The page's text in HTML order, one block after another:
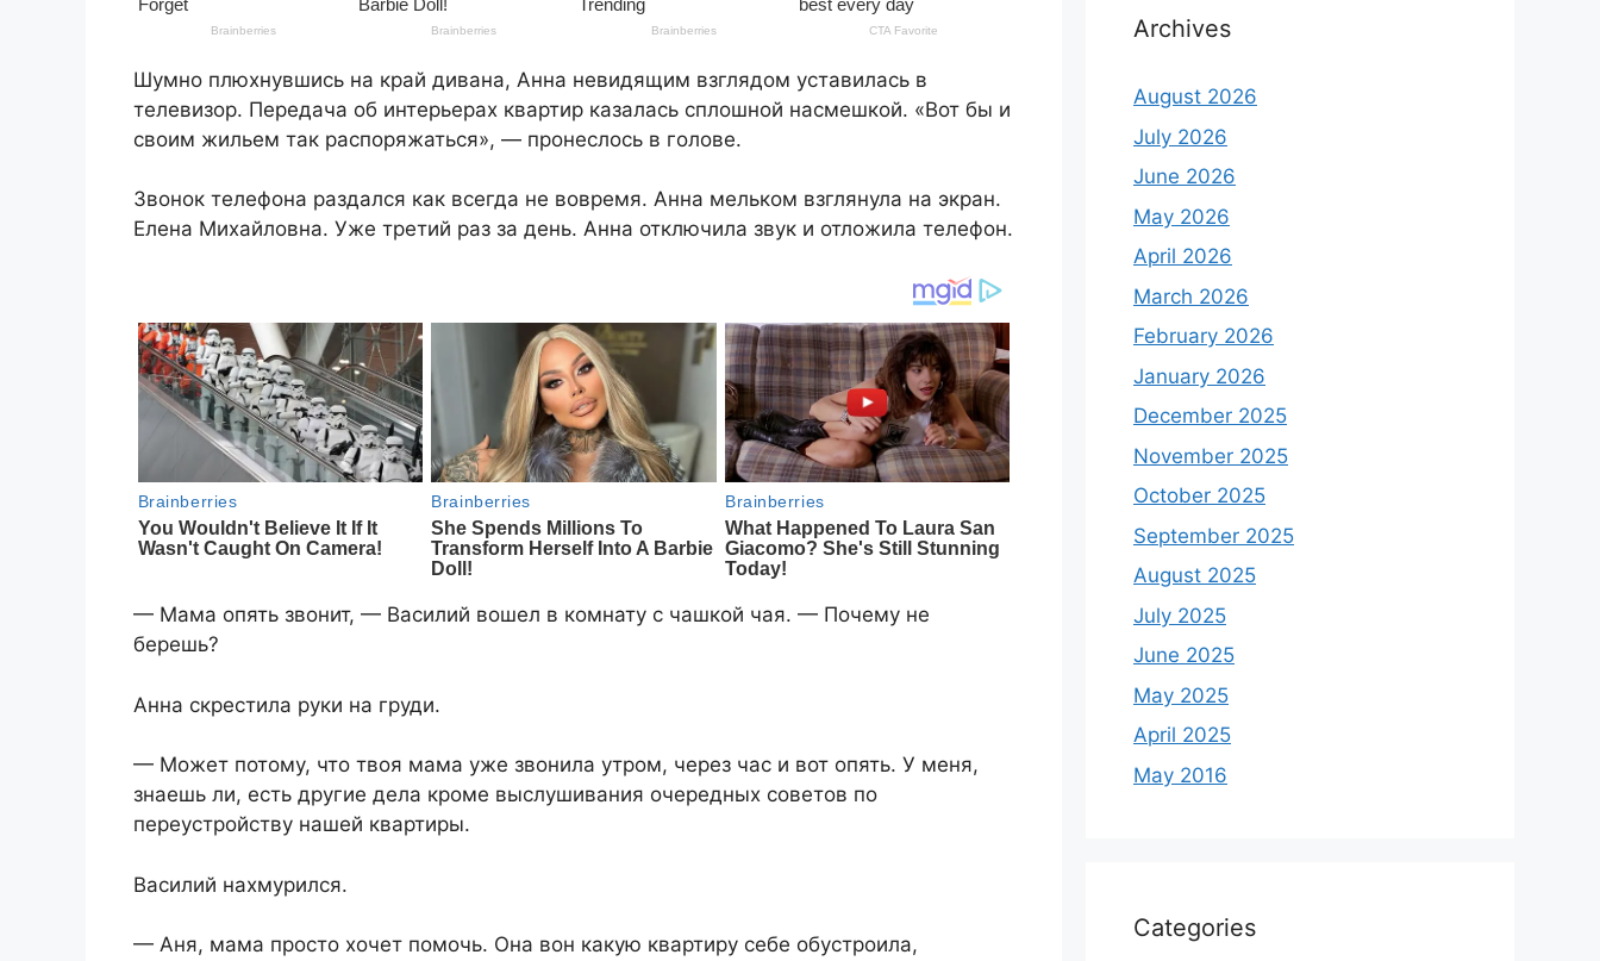
Шумно плюхнувшись на край дивана, Анна невидящим взглядом уставилась в
телевизор. Передача об интерьерах квартир казалась сплошной насмешкой. «Вот бы и
своим жильем так распоряжаться», — пронеслось в голове.
Звонок телефона раздался как всегда не вовремя. Анна мельком взглянула на экран.
Елена Михайловна. Уже третий раз за день. Анна отключила звук и отложила телефон.
— Мама опять звонит, — Василий вошел в комнату с чашкой чая. — Почему не
берешь?
Анна скрестила руки на груди.
— Может потому, что твоя мама уже звонила утром, через час и вот опять. У меня,
знаешь ли, есть другие дела кроме выслушивания очередных советов по
переустройству нашей квартиры.
Василий нахмурился.
— Аня, мама просто хочет помочь. Она вон какую квартиру себе обустроила,
Archives
August 2026
July 2026
June 2026
May 2026
April 2026
March 2026
February 2026
January 2026
December 2025
November 2025
October 2025
September 2025
August 2025
July 2025
June 2025
May 2025
April 2025
May 2016
Categories